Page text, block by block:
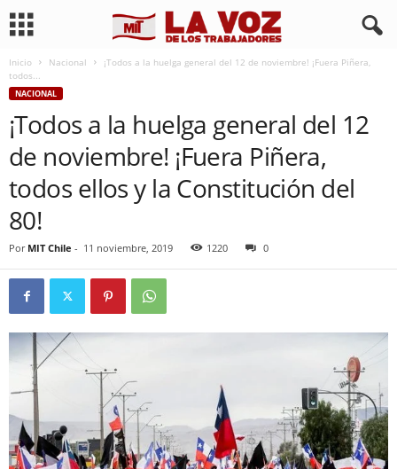
Inicio Nacional
¡Todos a la huelga general del 12 de noviembre! ¡Fuera Piñera,
todos...
NACIONAL
¡Todos a la huelga general del 12
de noviembre! ¡Fuera Piñera,
todos ellos y la Constitución del
80!
Por MIT Chile - 11 noviembre, 2019 1220 0